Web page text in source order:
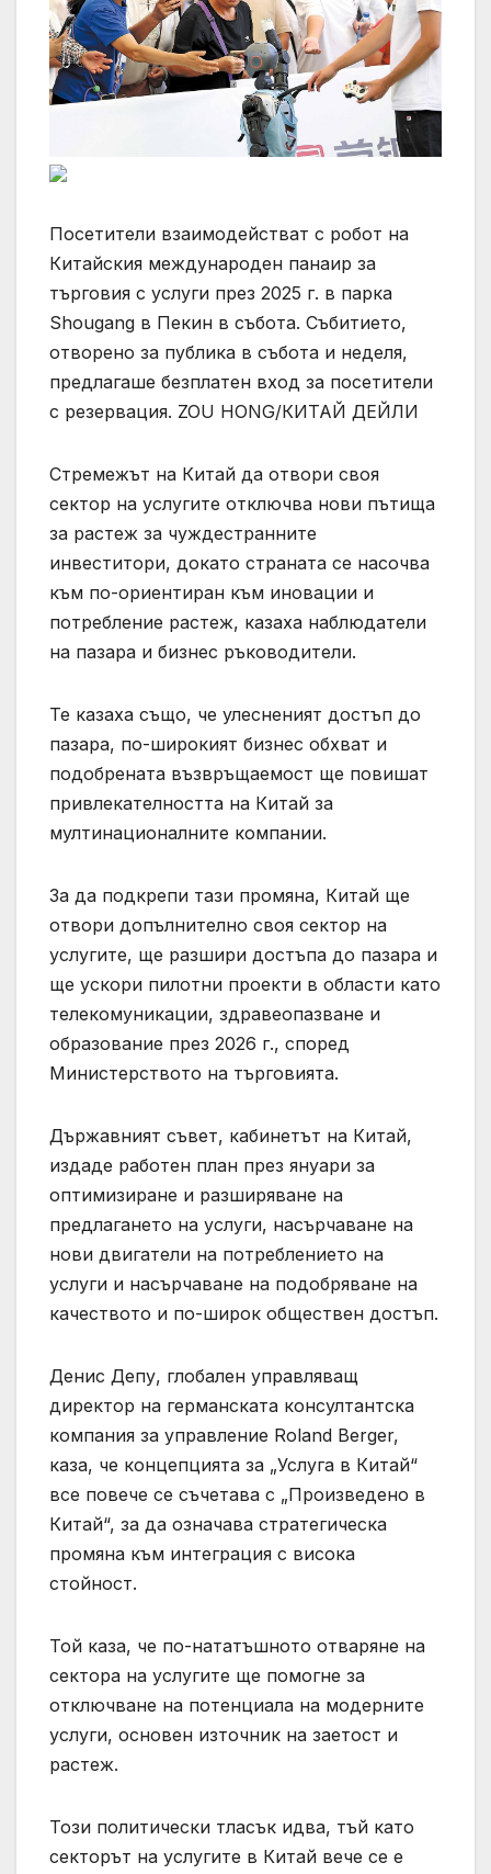
Посетители взаимодействат с робот на
Китайския международен панаир за
търговия с услуги през 2025 г. в парка
Shougang в Пекин в събота. Събитието,
отворено за публика в събота и неделя,
предлагаше безплатен вход за посетители
с резервация. ZOU HONG/КИТАЙ ДЕЙЛИ
Стремежът на Китай да отвори своя
сектор на услугите отключва нови пътища
за растеж за чуждестранните
инвеститори, докато страната се насочва
към по-ориентиран към иновации и
потребление растеж, казаха наблюдатели
на пазара и бизнес ръководители.
Те казаха също, че улесненият достъп до
пазара, по-широкият бизнес обхват и
подобрената възвръщаемост ще повишат
привлекателността на Китай за
мултинационалните компании.
За да подкрепи тази промяна, Китай ще
отвори допълнително своя сектор на
услугите, ще разшири достъпа до пазара и
ще ускори пилотни проекти в области като
телекомуникации, здравеопазване и
образование през 2026 г., според
Министерството на търговията.
Държавният съвет, кабинетът на Китай,
издаде работен план през януари за
оптимизиране и разширяване на
предлагането на услуги, насърчаване на
нови двигатели на потреблението на
услуги и насърчаване на подобряване на
качеството и по-широк обществен достъп.
Денис Депу, глобален управляващ
директор на германската консултантска
компания за управление Roland Berger,
каза, че концепцията за „Услуга в Китай“
все повече се съчетава с „Произведено в
Китай“, за да означава стратегическа
промяна към интеграция с висока
стойност.
Той каза, че по-нататъшното отваряне на
сектора на услугите ще помогне за
отключване на потенциала на модерните
услуги, основен източник на заетост и
растеж.
Този политически тласък идва, тъй като
секторът на услугите в Китай вече се е